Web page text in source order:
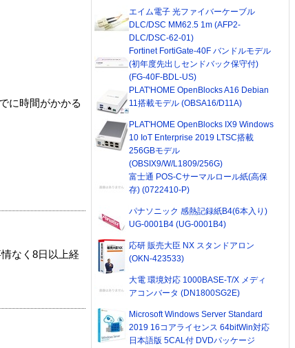
に時間がかかる
なく8日以上経
エイム電子 光ファイバーケーブル
DLC/DSC MM62.5 1m (AFP2-
DLC/DSC-62-01)
Fortinet FortiGate-40F バンドルモデル
(初年度先出しセンドバック保守付)
(FG-40F-BDL-US)
PLAT'HOME OpenBlocks A16 Debian
11搭載モデル (OBSA16/D11A)
PLAT'HOME OpenBlocks IX9 Windows
10 IoT Enterprise 2019 LTSC搭載
256GBモデル
(OBSIX9/W/L1809/256G)
富士通 POS-Cサーマルロール紙(高保
存) (0722410-P)
パナソニック 感熱記録紙B4(6本入り)
UG-0001B4 (UG-0001B4)
応研 販売大臣 NX スタンドアロン
(OKN-423533)
大電 環境対応 1000BASE-T/X メディ
アコンバータ (DN1800SG2E)
Microsoft Windows Server Standard
2019 16コアライセンス 64bitWin対応
日本語版 5CAL付 DVDパッケージ